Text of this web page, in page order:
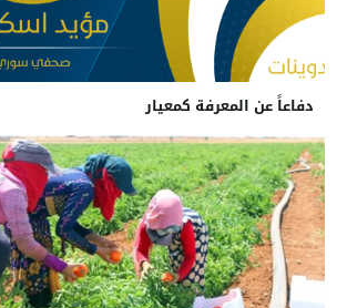
دفاعاً عن المعرفة كمعيار